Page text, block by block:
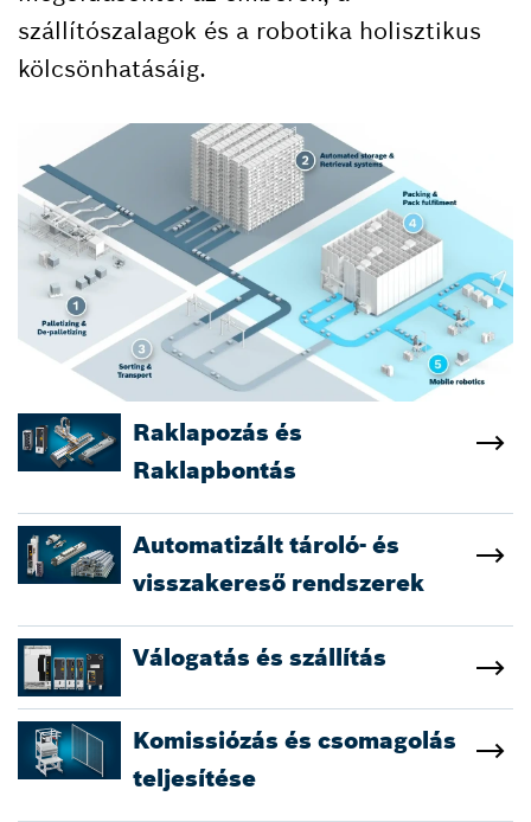
szállítószalagok és a robotika holisztikus
kölcsönhatásáig.​
Raklapozás és
Raklapbontás
Automatizált tároló- és
visszakereső rendszerek
Válogatás és szállítás
Komissiózás és csomagolás
teljesítése